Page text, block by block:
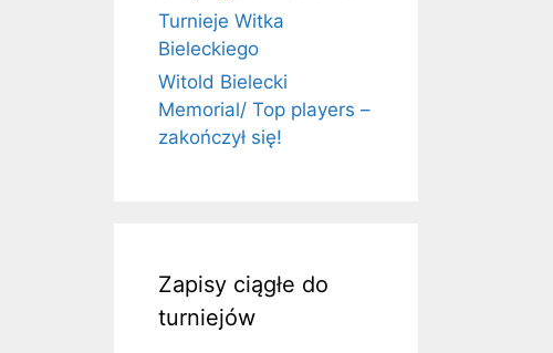
Turnieje Witka
Bieleckiego
Witold Bielecki
Memorial/ Top players –
zakończył się!
Zapisy ciągłe do
turniejów